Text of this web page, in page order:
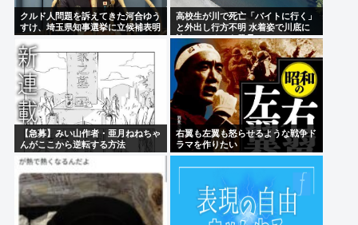
クルド人問題を訴えてきた河合ゆう
すけ、埼玉県知事選挙に立候補表明
www
高校生が川で死亡「バイトに行く」
と外出し行方不明 水着姿で川底に
沈んでいるのを発見
【急募】みい山作者・亜月ねねちゃ
んがここから逆転する方法
右翼も左翼も怒らせるような戦争ド
ラマを作りたい